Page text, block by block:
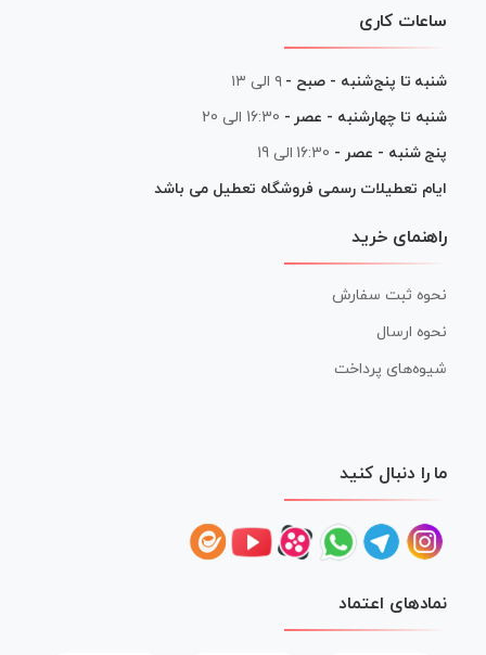
ساعات کاری
شنبه تا پنج‌شنبه - صبح - ۹ الی ۱۳
شنبه تا چهارشنبه - عصر - 16:30 الی 20
پنج شنبه - عصر - 16:30 الی 19
ایام تعطیلات رسمی فروشگاه تعطیل می باشد
راهنمای خرید
نحوه ثبت سفارش
نحوه ارسال
شیوه‌های پرداخت
ما را دنبال کنید
نمادهای اعتماد